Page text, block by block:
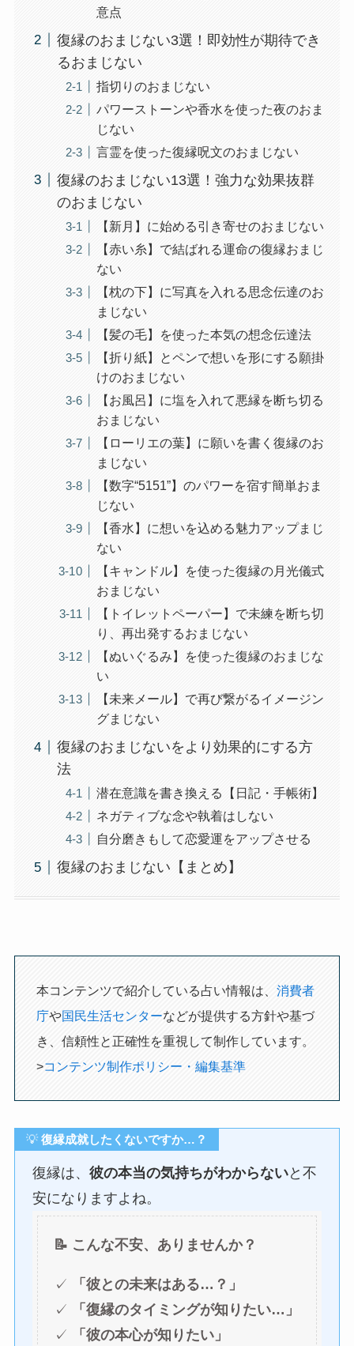
意点
復縁のおまじない3選！即効性が期待でき
るおまじない
指切りのおまじない
パワーストーンや香水を使った夜のおま
じない
言霊を使った復縁呪文のおまじない
復縁のおまじない13選！強力な効果抜群
のおまじない
【新月】に始める引き寄せのおまじない
【赤い糸】で結ばれる運命の復縁おまじ
ない
【枕の下】に写真を入れる思念伝達のお
まじない
【髪の毛】を使った本気の想念伝達法
【折り紙】とペンで想いを形にする願掛
けのおまじない
【お風呂】に塩を入れて悪縁を断ち切る
おまじない
【ローリエの葉】に願いを書く復縁のお
まじない
【数字“5151”】のパワーを宿す簡単おま
じない
【香水】に想いを込める魅力アップまじ
ない
【キャンドル】を使った復縁の月光儀式
おまじない
【トイレットペーパー】で未練を断ち切
り、再出発するおまじない
【ぬいぐるみ】を使った復縁のおまじな
い
【未来メール】で再び繋がるイメージン
グまじない
復縁のおまじないをより効果的にする方
法
潜在意識を書き換える【日記・手帳術】
ネガティブな念や執着はしない
自分磨きもして恋愛運をアップさせる
復縁のおまじない【まとめ】
本コンテンツで紹介している占い情報は、 消費者
庁や国民生活センターなどが提供する方針や基づ
き、信頼性と正確性を重視して制作しています。
>コンテンツ制作ポリシー・編集基準
💡復縁成就したくないですか…？
復縁は、彼の本当の気持ちがわからないと不
安になりますよね。
📝 こんな不安、ありませんか？
✓
「彼との未来はある…？」
✓
「復縁のタイミングが知りたい…」
✓
「彼の本心が知りたい」